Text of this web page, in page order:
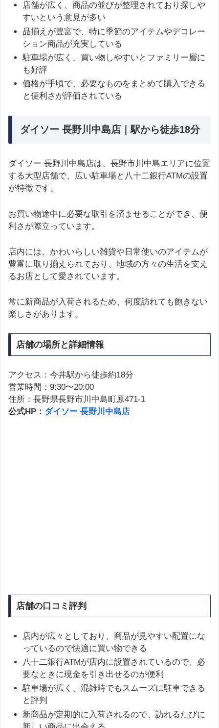
店舗が広く、商品の並びが整理されており探しや
すいという意見が多い
品揃えが豊富で、特に季節のアイテムやデコレー
ション商品が充実している
駐車場が広く、買い物しやすいとファミリー層に
も好評
価格が手頃で、必要なものをまとめて購入できる
と便利さが評価されている
ダイソー 長野川中島店｜駅から徒歩18分
ダイソー 長野川中島店は、長野市川中島エリアに位置
する大型店舗で、広い駐車場と八十二銀行ATMの設置
が特徴です。
お買い物途中に必要な取引を済ませることができ、便
利さが際立っています。
店内には、かわいらしい雑貨や日常使いのアイテムが
豊富に取り揃えられており、地域の方々の生活を支え
るお店として愛されています。
常に新商品が入荷されるため、何度訪れても飽きない
楽しさがあります。
店舗の場所と詳細情報
アクセス：今井駅から徒歩約18分
営業時間：9:30〜20:00
住所：長野県長野市川中島町原471-1
公式HP： ダイソー 長野川中島店
店舗の口コミ評判
店内が広々としており、商品が見やすい配置にな
っているので快適に買い物できる
八十二銀行ATMが店内に設置されているので、必
要なときに現金を引き出せるのが便利
駐車場が広く、混雑時でもスムーズに駐車できる
と評判
新商品が定期的に入荷されるので、訪れるたびに